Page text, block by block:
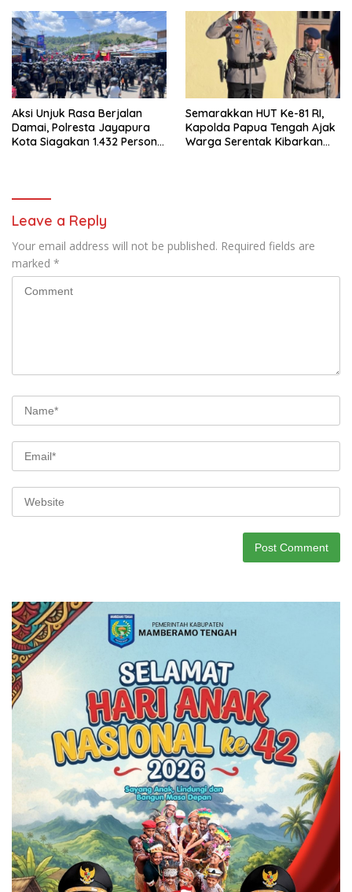
Aksi Unjuk Rasa Berjalan
Damai, Polresta Jayapura
Kota Siagakan 1.432 Personel
Semarakkan HUT Ke-81 RI,
Kapolda Papua Tengah Ajak
Warga Serentak Kibarkan
Leave a Reply
Your email address will not be published. Required fields are
marked *